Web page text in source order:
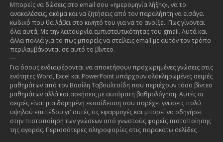
Μπορείς να δώσεις στο email σου «ημερομηνία λήξης», να το
ανακαλέσεις, ακόμα και να ζητήσεις από τον παραλήπτη να εισάγει
κωδικό που θα λάβει στο κινητό του για να το ανοίξει. Πως γίνονται
όλα αυτά; Με την λειτουργία εμπιστευτικότητας του gmail. Αυτά και
άλλα πολλά για το πως μπορείς να στείλεις email με αυτόν τον τρόπο
περιλαμβάνονται σε αυτό το βίντεο.
---
Για όσους ενδιαφέρονται να αποκτήσουν προχωρημένες γνώσεις στις
ενότητες Word, Excel και PowerPoint υπάρχουν ολοκληρωμένες σειρές
μαθημάτων από τον Βασίλη Ταβουλτσίδη που περιέχουν τόσο βίντεο
μαθημάτων αλλά και ασκήσεις με αυτόματη βαθμολόγηση. Αυτές οι
σειρές είναι μια δομημένη εκπαίδευση που παρέχει γνώσεις πολύ
υψηλού επιπέδου γι' αυτές τις εφαρμογές και μπορεί να οδηγήσει
στην πιστοποίηση των γνώσεων από γνωστούς φορείς πιστοποίησης
της αγοράς. Περισσότερες πληροφορίες στις παρακάτω σελίδες